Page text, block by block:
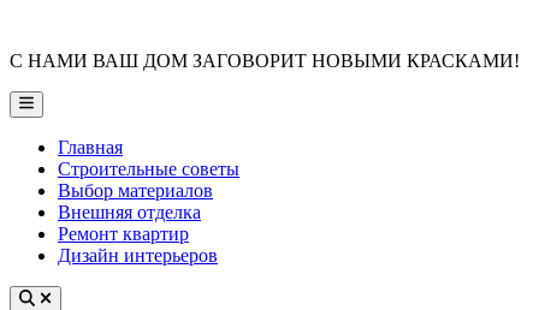
content
С НАМИ ВАШ ДОМ ЗАГОВОРИТ НОВЫМИ КРАСКАМИ!
Main
Menu
Главная
Строительные советы
Выбор материалов
Внешняя отделка
Ремонт квартир
Дизайн интерьеров